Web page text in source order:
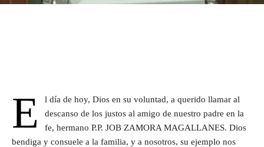
E
l día de hoy, Dios en su voluntad, a querido llamar al
descanso de los justos al amigo de nuestro padre en la
fe, hermano P.P. JOB ZAMORA MAGALLANES. Dios
bendiga y consuele a la familia, y a nosotros, su ejemplo nos